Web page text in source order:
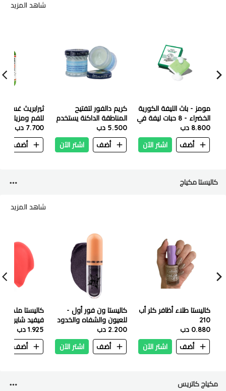
شاهد المزيد
مومز - باث الليفة الكورية
الخضراء - 8 حبات ليفة في
علبه واحده
8.800 دب
أضف
اشتر الآن
كريم دالفور لتفتيح
المناطقة الداكنة يستخدم
حق المناطقة الحساسة
5.500 دب
أضف
اشتر الآن
ثيرابريث
للفم ومزيله
التنفس الطازج
خفيف) - 473 مل
7.700 دب
أضف
كاليستا مكياج
شاهد المزيد
كاليستا طلاء أظافر كلر أب
210
0.880 دب
أضف
اشتر الآن
كاليستا ون فور أول -
للعيون والشفاه والخدود
-11
2.200 دب
أضف
اشتر الآن
كاليستا ملمع
بيتش
1.925 دب
أضف
مكياج كاتريس